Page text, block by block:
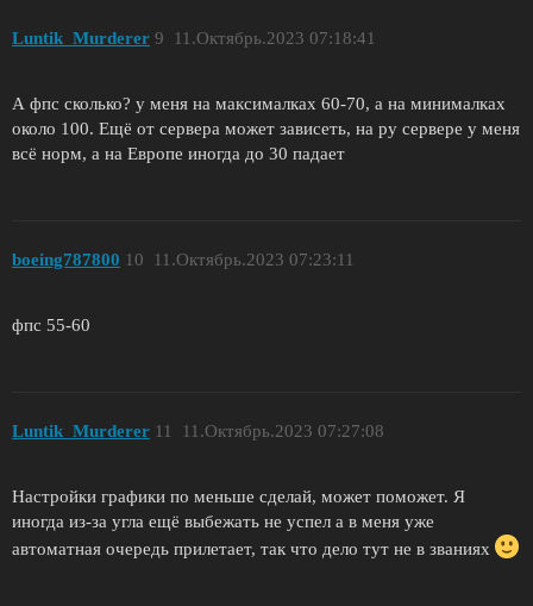
Luntik_Murderer 11.Октябрь.2023 07:18:41
9
А фпс сколько? у меня на максималках 60-70, а на минималках
около 100. Ещё от сервера может зависеть, на ру сервере у меня
всё норм, а на Европе иногда до 30 падает
boeing787800 11.Октябрь.2023 07:23:11
10
фпс 55-60
Luntik_Murderer 11.Октябрь.2023 07:27:08
11
Настройки графики по меньше сделай, может поможет. Я
иногда из-за угла ещё выбежать не успел а в меня уже
автоматная очередь прилетает, так что дело тут не в званиях